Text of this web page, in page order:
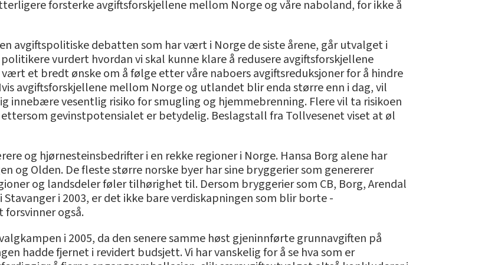
forsterke avgiftsforskjellene mellom Norge og våre naboland, for ikke å
avgiftspolitiske debatten som har vært i Norge de siste årene, går utvalget i
vurdert hvordan vi skal kunne klare å redusere avgiftsforskjellene
et bredt ønske om å følge etter våre naboers avgiftsreduksjoner for å hindre
avgiftsforskjellene mellom Norge og utlandet blir enda større enn i dag, vil
innebære vesentlig risiko for smugling og hjemmebrenning. Flere vil ta risikoen
gevinstpotensialet er betydelig. Beslagstall fra Tollvesenet viset at øl
og hjørnesteinsbedrifter i en rekke regioner i Norge. Hansa Borg alene har
og Olden. De fleste større norske byer har sine bryggerier som genererer
og landsdeler føler tilhørighet til. Dersom bryggerier som CB, Borg, Arendal
i 2003, er det ikke bare verdiskapningen som blir borte -
også.
i 2005, da den senere samme høst gjeninnførte grunnavgiften på
hadde fjernet i revidert budsjett. Vi har vanskelig for å se hva som er